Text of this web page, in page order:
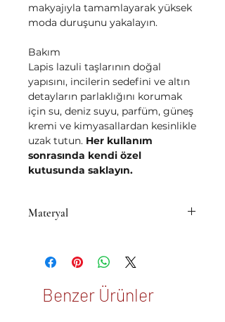
makyajıyla tamamlayarak yüksek
moda duruşunu yakalayın.
Bakım
Lapis lazuli taşlarının doğal
yapısını, incilerin sedefini ve altın
detayların parlaklığını korumak
için su, deniz suyu, parfüm, güneş
kremi ve kimyasallardan kesinlikle
uzak tutun. Her kullanım
sonrasında kendi özel
kutusunda saklayın.
Materyal
kaplama
Benzer Ürünler